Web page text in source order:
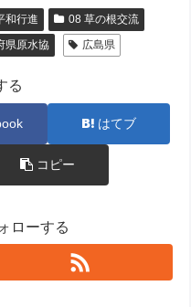
行進
08 草の根交流
県原水協 広島県
る
はてブ
コピー
ローする